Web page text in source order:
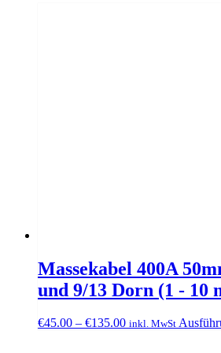
Massekabel 400A
und 9/13 Dorn (1 - 10
€45.00 – €135.00 inkl. MwSt